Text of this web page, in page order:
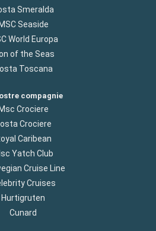
Smeralda
Seaside
World Europa
of the Seas
Toscana
compagnie
Msc Crociere
Crociere
Caribean
Yatch Club
Cruise Line
Cruises
Hurtigruten
Cunard